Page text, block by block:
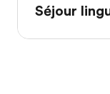
Séjour